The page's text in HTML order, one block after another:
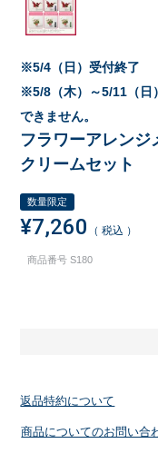
※5/4（日）受付終了
※5/8（木）～5/11（日
できません。
フラワーアレンジ
クリームセット
数量限定
¥7,260 税込
商品番号 S180
返品特約について
商品についてのお問い合